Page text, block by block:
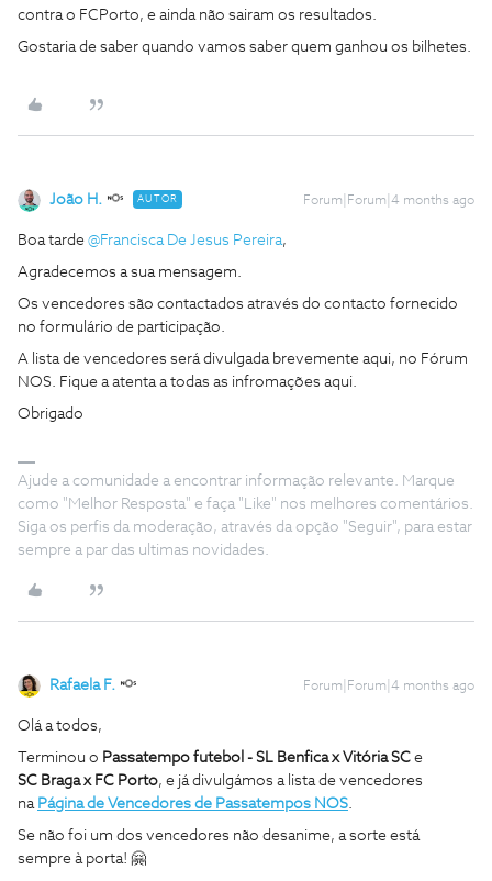
contra o FCPorto, e ainda não sairam os resultados.
Gostaria de saber quando vamos saber quem ganhou os bilhetes.
João H. AUTOR Forum|Forum|4 months ago
Boa tarde ​ @Francisca De Jesus Pereira,
Agradecemos a sua mensagem.
Os vencedores são contactados através do contacto fornecido
no formulário de participação.
A lista de vencedores será divulgada brevemente aqui, no Fórum
NOS. Fique a atenta a todas as infromações aqui.
Obrigado
Ajude a comunidade a encontrar informação relevante. Marque
como "Melhor Resposta" e faça "Like" nos melhores comentários.
Siga os perfis da moderação, através da opção "Seguir", para estar
sempre a par das ultimas novidades.
Rafaela F. Forum|Forum|4 months ago
Olá a todos,
Terminou o Passatempo futebol - SL Benfica x Vitória SC e
SC Braga x FC Porto, e já divulgámos a lista de vencedores
na Página de Vencedores de Passatempos NOS.
Se não foi um dos vencedores não desanime, a sorte está
sempre à porta! 🤗